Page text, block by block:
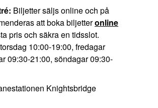
Biljetter säljs online och på
att boka biljetteronline
pris och säkra en tidsslot.
10:00-19:00, fredagar
09:30-21:00, söndagar 09:30-
Knightsbridge